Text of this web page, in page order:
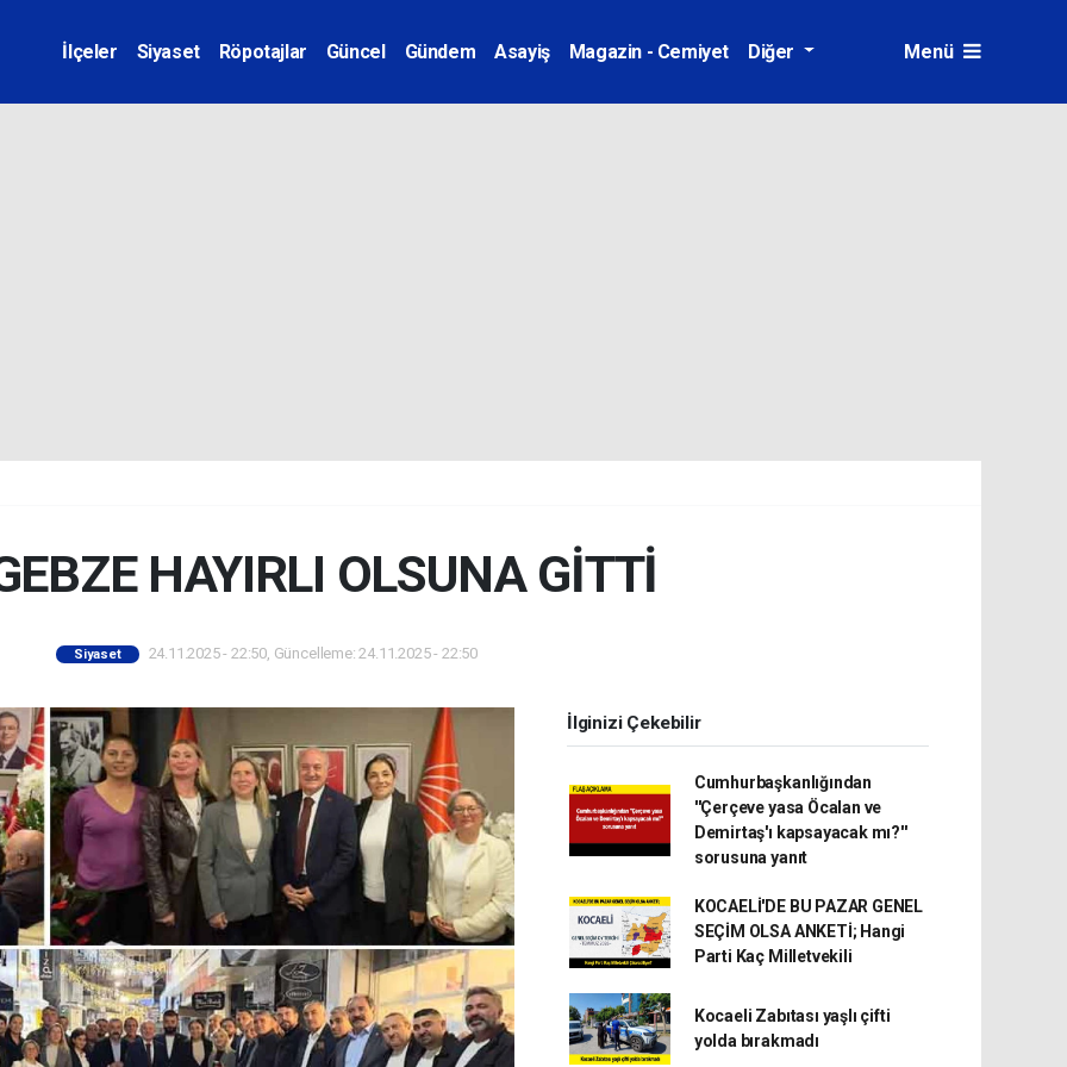
İlçeler Siyaset Röpotajlar Güncel Gündem Asayiş Magazin - Cemiyet Diğer Menü
HAYIRLI OLSUNA GİTTİ
Siyaset 24.11.2025 - 22:50, Güncelleme: 24.11.2025 - 22:50
İlginizi Çekebilir
Cumhurbaşkanlığından
''Çerçeve yasa Öcalan ve
Demirtaş'ı kapsayacak mı?''
sorusuna yanıt
KOCAELİ'DE BU PAZAR GENEL
SEÇİM OLSA ANKETİ; Hangi
Parti Kaç Milletvekili
Kocaeli Zabıtası yaşlı çifti
yolda bırakmadı